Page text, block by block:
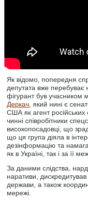
Як відомо, попередня
депутата вже перебуває
фігурант був учасником
Деркач, який нині є
США як агент російських
чинні співробітники
високопосадовці, що
що ця група діяла в
дезінформацію та
як в Україні, так і за її
За даними слідства,
наративи, дискредитував
держави, а також
мережі.